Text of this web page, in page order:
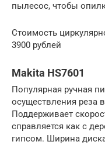
пылесос, чтобы
Стоимость
3900 рублей
Makita HS7601
Популярная ручная
осуществления реза
Поддерживает
справляется как с
гипсом. Ширина